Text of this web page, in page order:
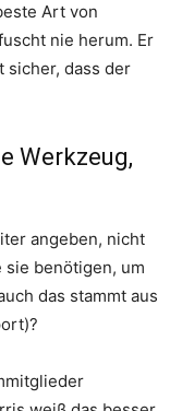
Art von
nie herum. Er
sicher, dass der
Werkzeug,
angeben, nicht
benötigen, um
das stammt aus